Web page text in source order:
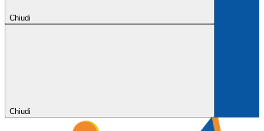
Chiudi
Chiudi